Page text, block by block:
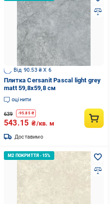
Від 90.53 ₴ X 6
Плитка Cersanit Pascal light grey
matt 59,8x59,8 см
оцінити
639 -95.85₴
543.15 ₴/кв. м
Доставимо